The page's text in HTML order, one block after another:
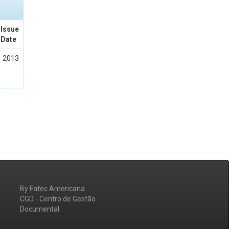
Issue
Date
2013
By Fatec Americana
CGD - Centro de Gestão
Documental